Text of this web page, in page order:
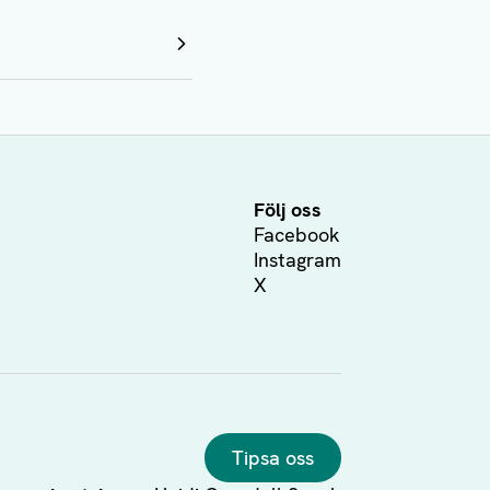
Följ oss
Facebook
Instagram
X
Tipsa oss